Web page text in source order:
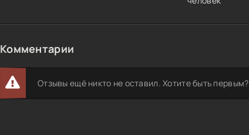
Комментарии
Отзывы ещё никто не оставил. Хотите быть первым?